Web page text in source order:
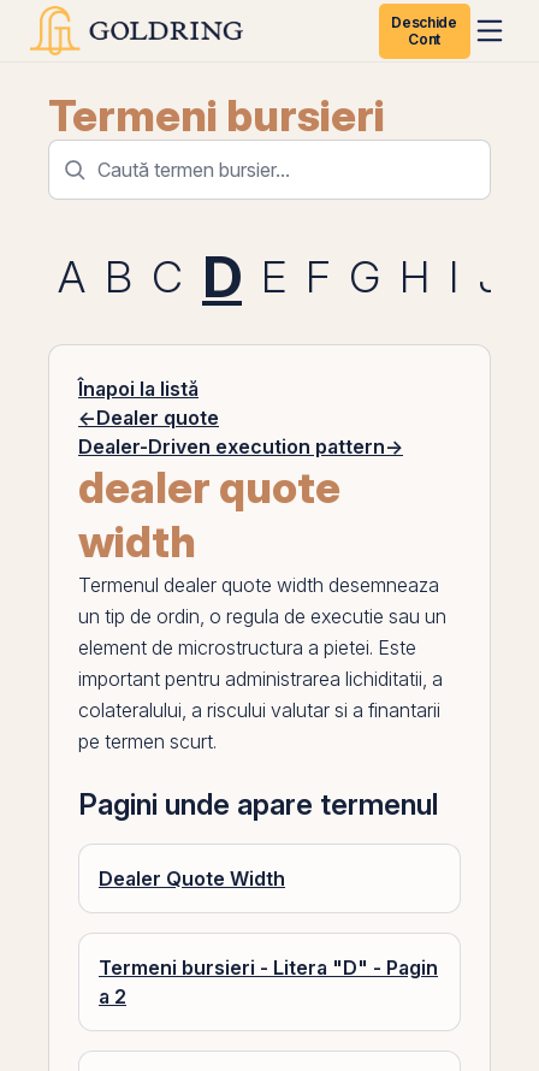
Deschide
Cont
Termeni bursieri
A B C D E F G H I J
Înapoi la listă
←Dealer quote
Dealer-Driven execution pattern→
dealer quote
width
Termenul dealer quote width desemneaza
un tip de ordin, o regula de executie sau un
element de microstructura a pietei. Este
important pentru administrarea lichiditatii, a
colateralului, a riscului valutar si a finantarii
pe termen scurt.
Pagini unde apare termenul
Dealer Quote Width
Termeni bursieri - Litera "D" - Pagin
a 2